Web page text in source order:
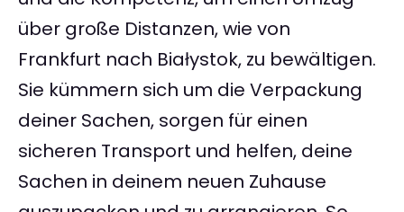
über große Distanzen, wie von
Frankfurt nach Białystok, zu bewältigen.
Sie kümmern sich um die Verpackung
deiner Sachen, sorgen für einen
sicheren Transport und helfen, deine
Sachen in deinem neuen Zuhause